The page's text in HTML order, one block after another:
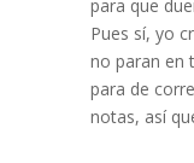
para que
Pues sí, yo
no paran en
para de
notas, así